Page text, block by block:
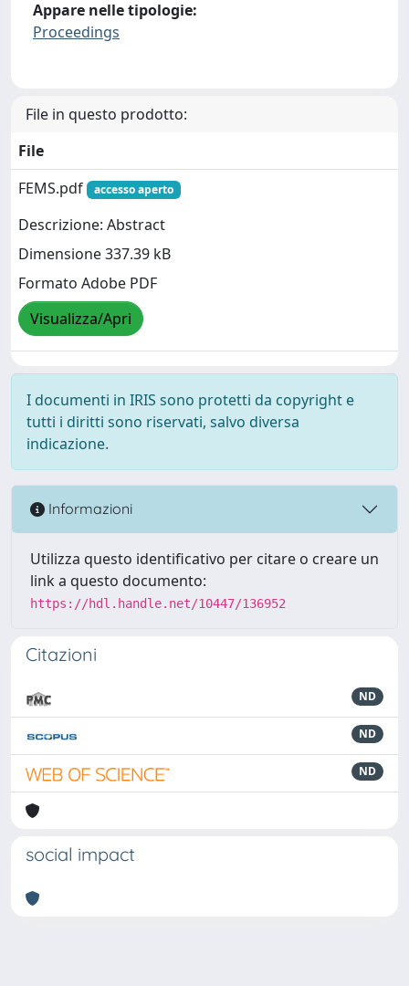
Appare nelle tipologie:
Proceedings
File in questo prodotto:
File
FEMS.pdf
accesso aperto
Descrizione: Abstract
Dimensione 337.39 kB
Formato Adobe PDF
Visualizza/Apri
I documenti in IRIS sono protetti da copyright e
tutti i diritti sono riservati, salvo diversa
indicazione.
Informazioni
Utilizza questo identificativo per citare o creare un
link a questo documento:
https://hdl.handle.net/10447/136952
Citazioni
ND
ND
ND
social impact